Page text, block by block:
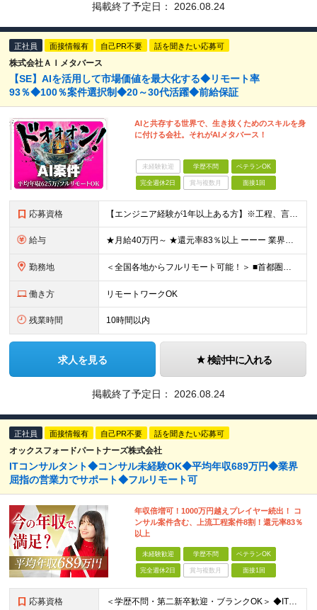
掲載終了予定日： 2026.08.24
正社員 面接情報有 自己PR不要 話を聞きたい応募可
株式会社ＡＩメタバース
【SE】AIを活用して市場価値を最大化する◆リモート率
93％◆100％案件選択制◆20～30代活躍◆前給保証
AIと共存する世界で、生き抜くためのスキルを身
に付ける会社。それがAIメタバース！
未経験歓迎 学歴不問 ベテランOK
完全週休2日 賞与複数月 面接1回
応募資格 【エンジニア経験が1年以上ある方】※工程、言語、領域、プロジェクト規模は問いません。 【必須条件】 ■エンジニア実務経験が1年以上ある方 ※工程、言語、領域、プロジェクト規模は問いません。 ※学歴不
給与 ★月給40万円～ ★還元率83％以上 ーーー 業界最高水準の還元率を実現。 単価連動型の透明な報酬設計により、最先端技術への挑戦がそのまま収入アップにつながります。 ※上記には固定残業代（30時
勤務地 ＜全国各地からフルリモート可能！＞ ■首都圏エリア（東京・神奈川・千葉・埼玉）・大阪・名古屋・福岡を中心とした全国各地のプロジェクト先に参画いただきます。 ※ご希望をお伺いした上で決定いたします ※転
働き方 リモートワークOK
残業時間 10時間以内
求人を見る 検討中に入れる
掲載終了予定日： 2026.08.24
正社員 面接情報有 自己PR不要 話を聞きたい応募可
オックスフォードパートナーズ株式会社
ITコンサルタント◆コンサル未経験OK◆平均年収689万円◆業界
屈指の営業力でサポート◆フルリモート可
年収倍増可！1000万円越えプレイヤー続出！ コ
ンサル案件含む、上流工程案件8割！還元率83％
以上
未経験歓迎 学歴不問 ベテランOK
完全週休2日 賞与複数月 面接1回
応募資格 ＜学歴不問・第二新卒歓迎・ブランクOK＞ ◆IT業界での実務経験（2年以上） ※アプリ・インフラ等の領域は不問 【歓迎条件】 ◎コンサルティングファームでの実務経験 ◎SIにおける上流工程